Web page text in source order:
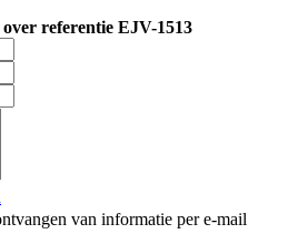
referentie EJV-1513
van informatie per e-mail